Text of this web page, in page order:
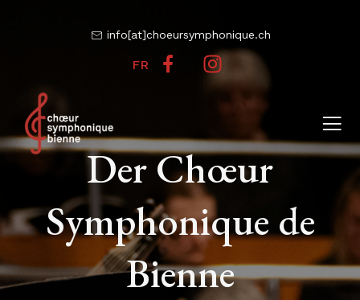
info[at]choeursymphonique.ch
FR
Der Chœur
Symphonique de
Bienne